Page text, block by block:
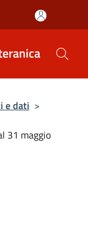
e dati >
31 maggio